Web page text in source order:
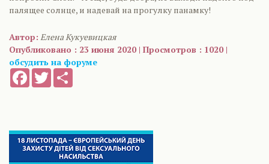
палящее солнце, и надевай на прогулку панамку!
Автор: Елена Кукуевицкая
Опубликовано : 23 июня 2020 | Просмотров : 1020 |
обсудить на форуме
FacebookTwitter